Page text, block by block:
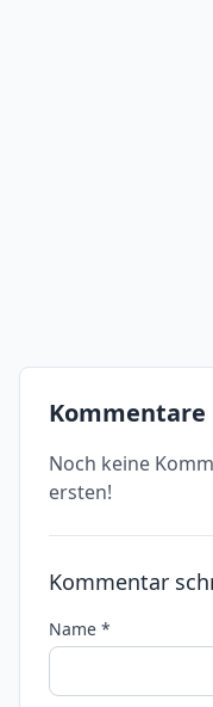
Kommentare
Noch keine
ersten!
Kommentar
Name *